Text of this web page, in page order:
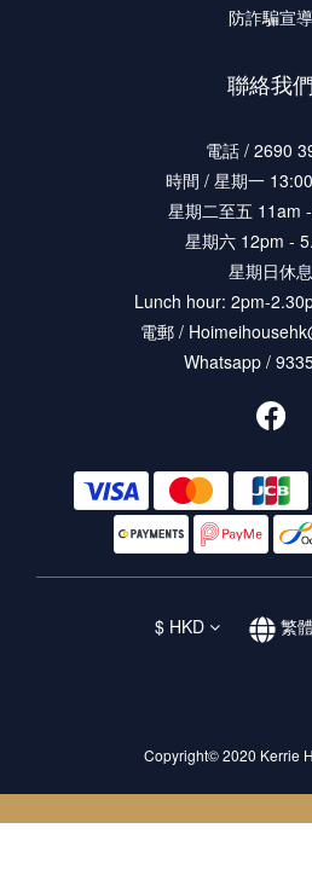
防詐騙宣導
聯絡我們
電話 / 2690
時間 / 星期一
星期二至五 11am
星期六 12pm -
星期日休息
Lunch hour: 2pm-
電郵 /
Whatsapp /
$ HKD 繁
Copyright© 2020 Kerrie